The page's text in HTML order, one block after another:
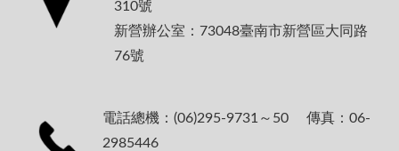
310號
新營辦公室：73048臺南市新營區大同路
76號
電話總機：(06)295-9731～50 傳真：06-
2985446